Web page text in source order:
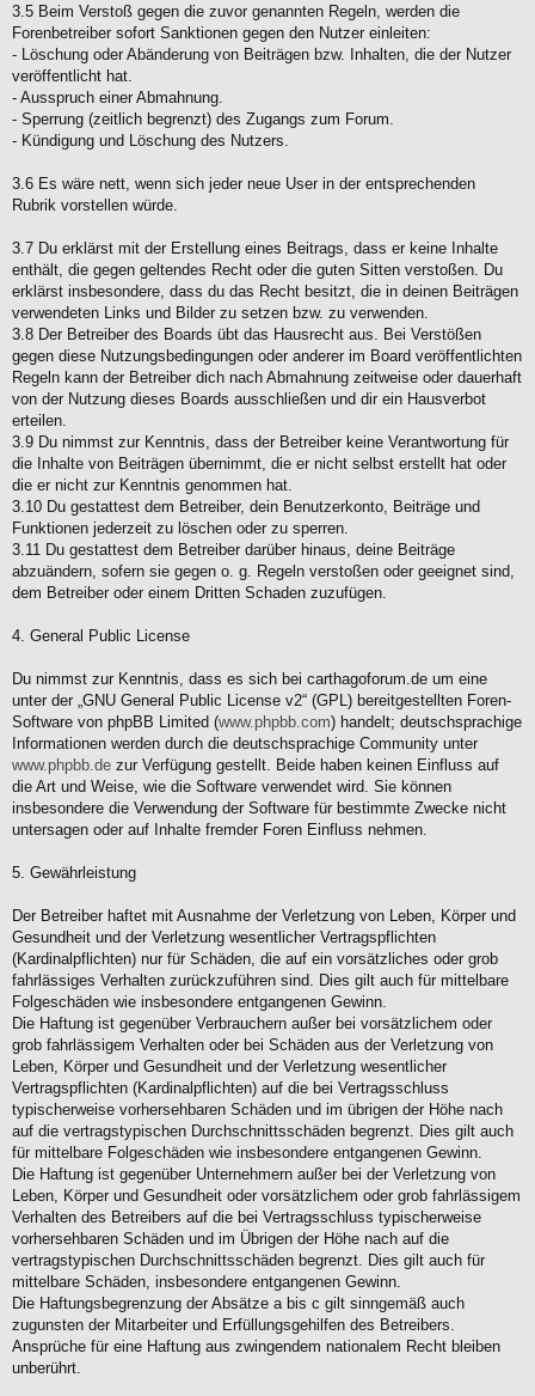
3.5 Beim Verstoß gegen die zuvor genannten Regeln, werden die
Forenbetreiber sofort Sanktionen gegen den Nutzer einleiten:
- Löschung oder Abänderung von Beiträgen bzw. Inhalten, die der Nutzer
veröffentlicht hat.
- Ausspruch einer Abmahnung.
- Sperrung (zeitlich begrenzt) des Zugangs zum Forum.
- Kündigung und Löschung des Nutzers.
3.6 Es wäre nett, wenn sich jeder neue User in der entsprechenden
Rubrik vorstellen würde.
3.7 Du erklärst mit der Erstellung eines Beitrags, dass er keine Inhalte
enthält, die gegen geltendes Recht oder die guten Sitten verstoßen. Du
erklärst insbesondere, dass du das Recht besitzt, die in deinen Beiträgen
verwendeten Links und Bilder zu setzen bzw. zu verwenden.
3.8 Der Betreiber des Boards übt das Hausrecht aus. Bei Verstößen
gegen diese Nutzungsbedingungen oder anderer im Board veröffentlichten
Regeln kann der Betreiber dich nach Abmahnung zeitweise oder dauerhaft
von der Nutzung dieses Boards ausschließen und dir ein Hausverbot
erteilen.
3.9 Du nimmst zur Kenntnis, dass der Betreiber keine Verantwortung für
die Inhalte von Beiträgen übernimmt, die er nicht selbst erstellt hat oder
die er nicht zur Kenntnis genommen hat.
3.10 Du gestattest dem Betreiber, dein Benutzerkonto, Beiträge und
Funktionen jederzeit zu löschen oder zu sperren.
3.11 Du gestattest dem Betreiber darüber hinaus, deine Beiträge
abzuändern, sofern sie gegen o. g. Regeln verstoßen oder geeignet sind,
dem Betreiber oder einem Dritten Schaden zuzufügen.
4. General Public License
Du nimmst zur Kenntnis, dass es sich bei carthagoforum.de um eine
unter der „GNU General Public License v2“ (GPL) bereitgestellten Foren-
Software von phpBB Limited (www.phpbb.com) handelt; deutschsprachige
Informationen werden durch die deutschsprachige Community unter
www.phpbb.de zur Verfügung gestellt. Beide haben keinen Einfluss auf
die Art und Weise, wie die Software verwendet wird. Sie können
insbesondere die Verwendung der Software für bestimmte Zwecke nicht
untersagen oder auf Inhalte fremder Foren Einfluss nehmen.
5. Gewährleistung
Der Betreiber haftet mit Ausnahme der Verletzung von Leben, Körper und
Gesundheit und der Verletzung wesentlicher Vertragspflichten
(Kardinalpflichten) nur für Schäden, die auf ein vorsätzliches oder grob
fahrlässiges Verhalten zurückzuführen sind. Dies gilt auch für mittelbare
Folgeschäden wie insbesondere entgangenen Gewinn.
Die Haftung ist gegenüber Verbrauchern außer bei vorsätzlichem oder
grob fahrlässigem Verhalten oder bei Schäden aus der Verletzung von
Leben, Körper und Gesundheit und der Verletzung wesentlicher
Vertragspflichten (Kardinalpflichten) auf die bei Vertragsschluss
typischerweise vorhersehbaren Schäden und im übrigen der Höhe nach
auf die vertragstypischen Durchschnittsschäden begrenzt. Dies gilt auch
für mittelbare Folgeschäden wie insbesondere entgangenen Gewinn.
Die Haftung ist gegenüber Unternehmern außer bei der Verletzung von
Leben, Körper und Gesundheit oder vorsätzlichem oder grob fahrlässigem
Verhalten des Betreibers auf die bei Vertragsschluss typischerweise
vorhersehbaren Schäden und im Übrigen der Höhe nach auf die
vertragstypischen Durchschnittsschäden begrenzt. Dies gilt auch für
mittelbare Schäden, insbesondere entgangenen Gewinn.
Die Haftungsbegrenzung der Absätze a bis c gilt sinngemäß auch
zugunsten der Mitarbeiter und Erfüllungsgehilfen des Betreibers.
Ansprüche für eine Haftung aus zwingendem nationalem Recht bleiben
unberührt.